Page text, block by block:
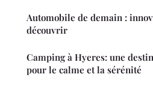
Automobile de demain :
découvrir
Camping à Hyeres: une
pour le calme et la sérénité